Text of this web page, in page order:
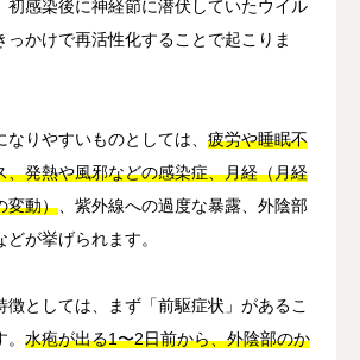
初感染後に神経節に潜伏していたウイル
っかけで再活性化することで起こりま
りやすいものとしては、 疲労や睡眠不
、発熱や風邪などの感染症、月経（月経
変動） 、紫外線への過度な暴露、外陰部
が挙げられます。
徴としては、まず「前駆症状」があるこ
水疱が出る1〜2日前から、外陰部のか